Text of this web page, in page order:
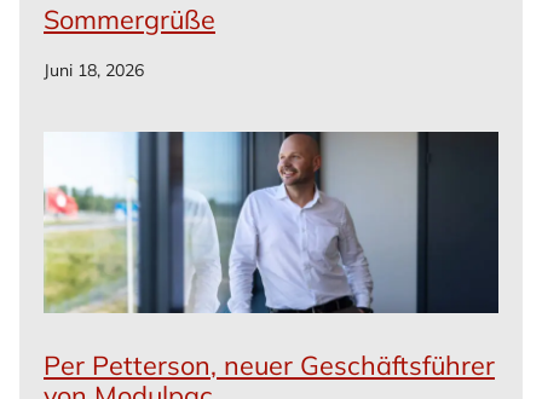
Sommergrüße
Juni 18, 2026
Per Petterson, neuer Geschäftsführer